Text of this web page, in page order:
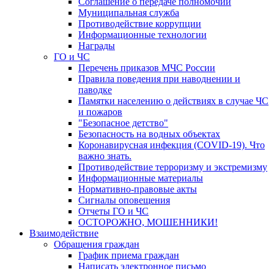
Муниципальная служба
Противодействие коррупции
Информационные технологии
Награды
ГО и ЧС
Перечень приказов МЧС России
Правила поведения при наводнении и
паводке
Памятки населению о действиях в случае ЧС
и пожаров
"Безопасное детство"
Безопасность на водных объектах
Коронавирусная инфекция (COVID-19). Что
важно знать.
Противодействие терроризму и экстремизму
Информационные материалы
Нормативно-правовые акты
Сигналы оповещения
Отчеты ГО и ЧС
ОСТОРОЖНО, МОШЕННИКИ!
Взаимодействие
Обращения граждан
График приема граждан
Написать электронное письмо